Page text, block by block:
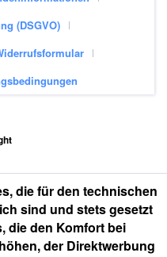
(DSGVO)
die für den technischen
sind und stets gesetzt
die den Komfort bei
der Direktwerbung